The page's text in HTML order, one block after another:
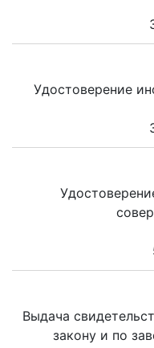
Удостоверение
Выдача
закону и по